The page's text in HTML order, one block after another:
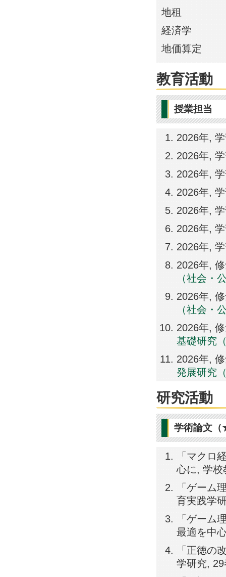
地租
経済学
地価算定
教育活動
授業担当
2026年,
2026年,
2026年,
2026年,
2026年,
2026年,
2026年,
2026年,
（社会・
2026年,
（社会・
2026年,
基礎研究
2026年,
発展研究
研究活動
学術論文
「マクロ
心に, 学校
「ゲーム
育実践学
「ゲーム
最適を中
「正徳の
学研究,